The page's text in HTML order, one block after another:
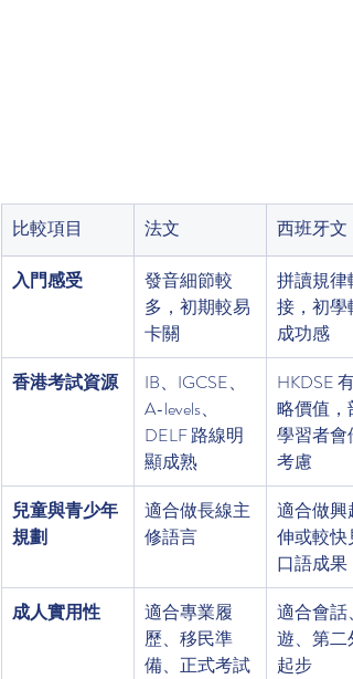
比較項目 法文 西班牙文
入門感受
發音細節較
多，初期較易
卡關
拼讀規律
接，初學
成功感
香港考試資源
IB、IGCSE、
A-levels、
DELF 路線明
顯成熟
HKDSE 有
略價值，
學習者會
考慮
兒童與青少年
規劃
適合做長線主
修語言
適合做興
伸或較快
口語成果
成人實用性
適合專業履
歷、移民準
備、正式考試
適合會話
遊、第二
起步